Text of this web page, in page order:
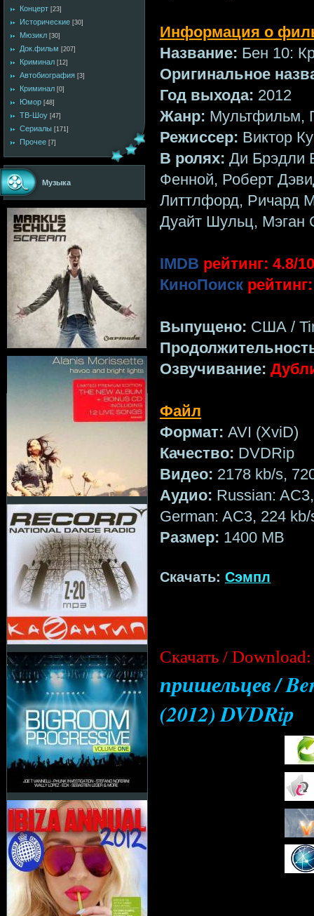
Концерт [23]
Исторические [30]
Мюзикл [30]
Док.фильм [207]
Криминал [12]
Автобиография [3]
Криминал [0]
Юмор [48]
ТВ-Шоу [47]
Сериалы [171]
Прочее [7]
Музыка
Информация о
Название: Бен 10:
Оригинальное
Год выхода: 2012
Жанр: Мультфильм,
Режиссер: Виктор
В ролях: Ди Брэдли
Фенной, Роберт
Литтлфорд, Ричард
Дуайт Шульц, Мэган
IMDB рейтинг: 4.8/
КиноПоиск
Выпущено: США /
Озвучивание:
Файл
Формат: AVI (XviD)
Качество: DVDRip
Видео: 2178 kb/s,
Аудио: Russian:
German: AC3, 224
Размер: 1400 MB
Скачать: Сэмпл
Cкачать / Download:
пришельцев /
(2012) DVDRip